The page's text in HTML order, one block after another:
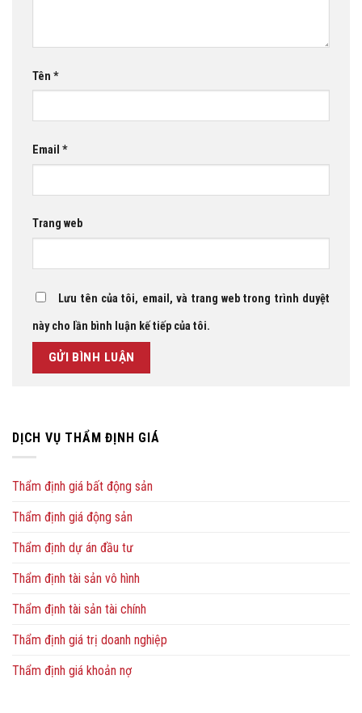
Tên *
Email *
Trang web
Lưu tên của tôi, email, và trang web trong trình duyệt
này cho lần bình luận kế tiếp của tôi.
DỊCH VỤ THẨM ĐỊNH GIÁ
Thẩm định giá bất động sản
Thẩm định giá động sản
Thẩm định dự án đầu tư
Thẩm định tài sản vô hình
Thẩm định tài sản tài chính
Thẩm định giá trị doanh nghiệp
Thẩm định giá khoản nợ